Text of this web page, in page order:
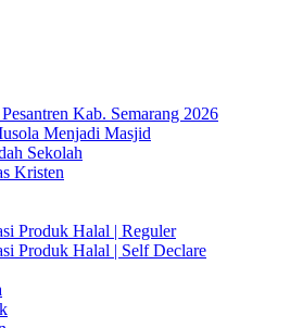
Kab. Semarang 2026
Menjadi Masjid
Sekolah
Kristen
Produk Halal | Reguler
Produk Halal | Self Declare